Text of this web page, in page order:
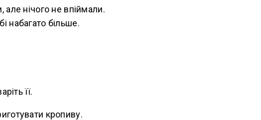
нічого не впіймали.
набагато більше.
її.
кропиву.